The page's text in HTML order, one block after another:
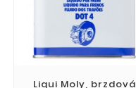
Liqui Moly, brzdová